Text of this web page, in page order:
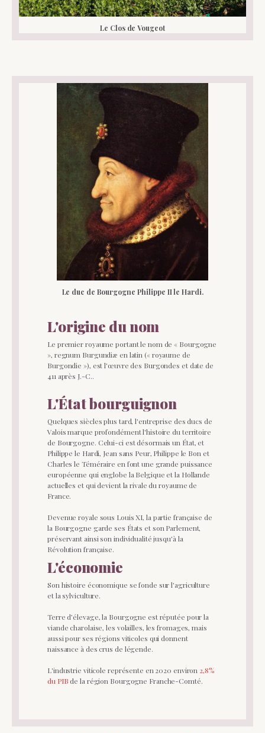
Le Clos de Vougeot
L'origine du nom
Le premier royaume portant le nom de « Bourgogne
», regnum Burgundiæ en latin (« royaume de
Burgondie »), est l'œuvre des Burgondes et date de
411 après J.-C..
L'État bourguignon
Quelques siècles plus tard, l'entreprise des ducs de
Valois marque profondément l'histoire du territoire
de Bourgogne. Celui-ci est désormais un État, et
Philippe le Hardi, Jean sans Peur, Philippe le Bon et
Charles le Téméraire en font une grande puissance
européenne qui englobe la Belgique et la Hollande
actuelles et qui devient la rivale du royaume de
France.
Devenue royale sous Louis XI, la partie française de
la Bourgogne garde ses États et son Parlement,
préservant ainsi son individualité jusqu'à la
Révolution française.
L'économie
Son histoire économique se fonde sur l'agriculture
et la sylviculture.
Terre d’élevage, la Bourgogne est réputée pour la
viande charolaise, les volailles, les fromages, mais
aussi pour ses régions viticoles qui donnent
naissance à des crus de légende.
L'industrie viticole représente en 2020 environ 2,8%
du PIB de la région Bourgogne Franche-Comté.
Le duc de Bourgogne Philippe II le Hardi.